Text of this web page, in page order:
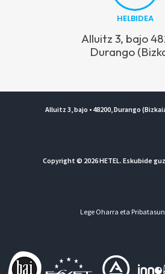
HELBIDEA
Alluitz 3, bajo
Durango
Alluitz 3, bajo • 48200, Durango
Copyright © 2026 HETEL. Eskubide
Lege Oharra eta